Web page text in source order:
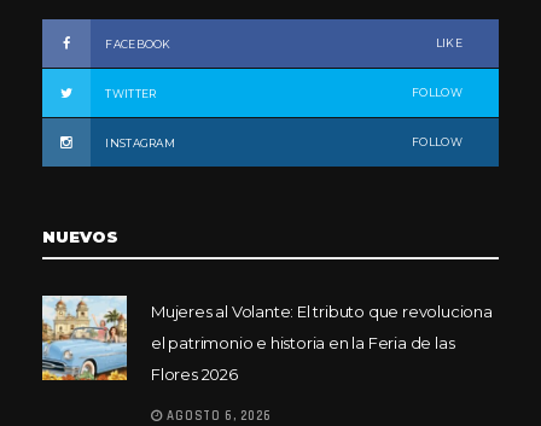
FACEBOOK LIKE
TWITTER FOLLOW
INSTAGRAM FOLLOW
NUEVOS
Mujeres al Volante: El tributo que revoluciona
el patrimonio e historia en la Feria de las
Flores 2026
AGOSTO 6, 2026